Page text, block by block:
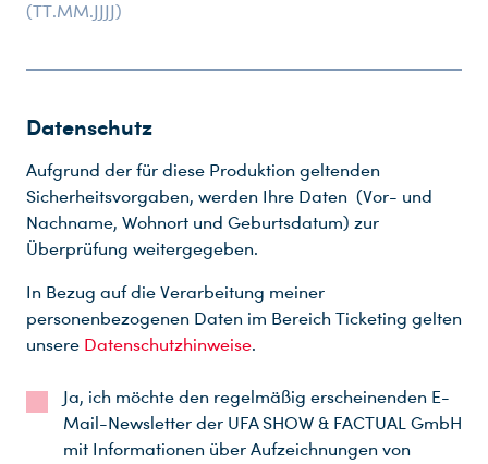
(TT.MM.JJJJ)
Datenschutz
Aufgrund der für diese Produktion geltenden
Sicherheitsvorgaben, werden Ihre Daten (Vor- und
Nachname, Wohnort und Geburtsdatum) zur
Überprüfung weitergegeben.
In Bezug auf die Verarbeitung meiner
personenbezogenen Daten im Bereich Ticketing gelten
unsere Datenschutzhinweise.
Ja, ich möchte den regelmäßig erscheinenden E-
Mail-Newsletter der UFA SHOW & FACTUAL GmbH
mit Informationen über Aufzeichnungen von